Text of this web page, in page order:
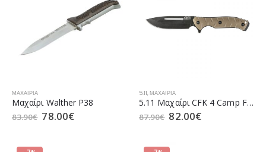
ΜΑΧΑΊΡΙΑ
Mαχαίρι Walther P38
83.90€ 78.00€
5.11,ΜΑΧΑΊΡΙΑ
5.11 Μαχαίρι CFK 4 Camp Field 4 Kangaroo (51152)
87.90€ 82.00€